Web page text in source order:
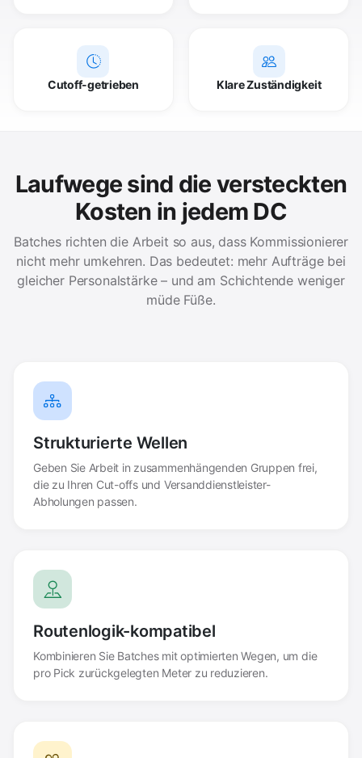
Cutoff-getrieben Klare Zuständigkeit
Laufwege sind die versteckten
Kosten in jedem DC
Batches richten die Arbeit so aus, dass Kommissionierer
nicht mehr umkehren. Das bedeutet: mehr Aufträge bei
gleicher Personalstärke – und am Schichtende weniger
müde Füße.
Strukturierte Wellen
Geben Sie Arbeit in zusammenhängenden Gruppen frei,
die zu Ihren Cut-offs und Versanddienstleister-
Abholungen passen.
Routenlogik-kompatibel
Kombinieren Sie Batches mit optimierten Wegen, um die
pro Pick zurückgelegten Meter zu reduzieren.